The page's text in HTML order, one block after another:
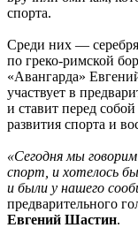
спорта.
Среди них —
по греко-римской
«Авангарда»
участвует в
и ставит перед
развития спорта и
«Сегодня мы
спорт, и хотелось
и были у нашего
предварительного
Евгений Шастин.